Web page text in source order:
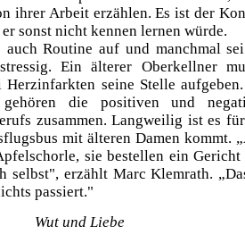
ihrer Arbeit erzählen. Es ist der
sonst nicht kennen lernen würde.
auch Routine auf und manchmal
Ein älterer Oberkellner
Herzinfarkten seine Stelle
die positiven und
zusammen. Langweilig ist es
mit älteren Damen kommt.
sie bestellen ein Gericht
selbst", erzählt Marc Klemrath.
passiert."
Wut und Liebe